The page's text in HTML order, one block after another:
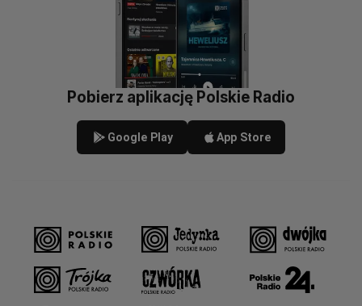
Pobierz aplikację Polskie Radio
Google Play App Store